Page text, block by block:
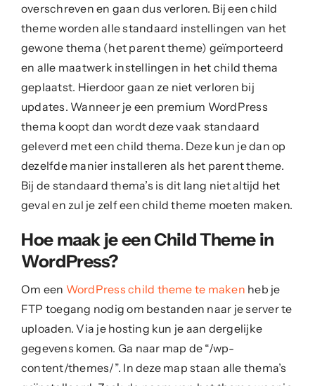
overschreven en gaan dus verloren. Bij een child
theme worden alle standaard instellingen van het
gewone thema (het parent theme) geïmporteerd
en alle maatwerk instellingen in het child thema
geplaatst. Hierdoor gaan ze niet verloren bij
updates. Wanneer je een premium WordPress
thema koopt dan wordt deze vaak standaard
geleverd met een child thema. Deze kun je dan op
dezelfde manier installeren als het parent theme.
Bij de standaard thema’s is dit lang niet altijd het
geval en zul je zelf een child theme moeten maken.
Hoe maak je een Child Theme in
WordPress?
Om een WordPress child theme te maken heb je
FTP toegang nodig om bestanden naar je server te
uploaden. Via je hosting kun je aan dergelijke
gegevens komen. Ga naar map de “/wp-
content/themes/”. In deze map staan alle thema’s